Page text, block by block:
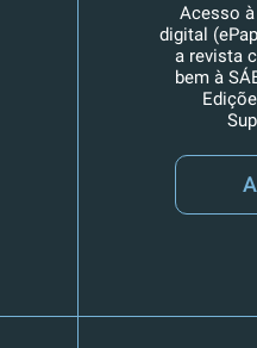
Acesso
digital
a revista
bem à